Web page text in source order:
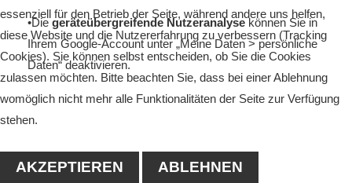
•Diegeräteübergreifende Nutzeranalysekönnen Sie in
Ihrem Google-Account unter „Meine Daten > persönliche
Daten“ deaktivieren.
Google Maps
essenziell für den Betrieb der Seite, während andere uns helfen,
diese Website und die Nutzererfahrung zu verbessern (Tracking
Cookies). Sie können selbst entscheiden, ob Sie die Cookies
zulassen möchten. Bitte beachten Sie, dass bei einer Ablehnung
womöglich nicht mehr alle Funktionalitäten der Seite zur Verfügung
stehen.
AKZEPTIEREN ABLEHNEN